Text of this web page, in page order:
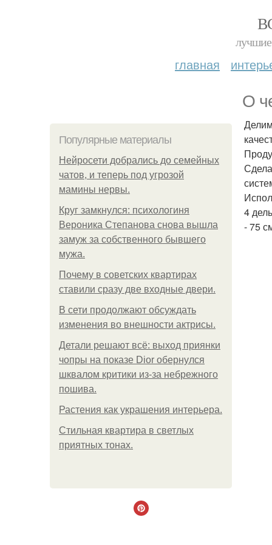
лучшие
главная
О
Популярные материалы
Нейросети добрались до семейных
чатов, и теперь под угрозой
мамины нервы.
Круг замкнулся: психологиня
Вероника Степанова снова вышла
замуж за собственного бывшего
мужа.
Почему в советских квартирах
ставили сразу две входные двери.
В сети продолжают обсуждать
изменения во внешности актрисы.
Детали решают всё: выход приянки
чопры на показе Dior обернулся
шквалом критики из-за небрежного
пошива.
Растения как украшения интерьера.
Стильная квартира в светлых
приятных тонах.
4
- 75